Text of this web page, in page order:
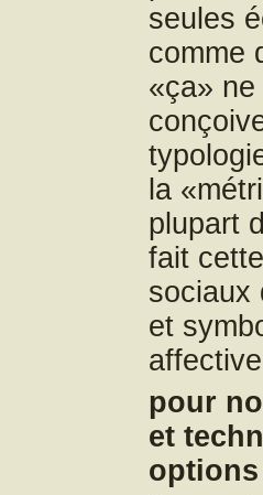
seules
comme
«ça»
la
plupart
fait
sociaux
et
pour
et